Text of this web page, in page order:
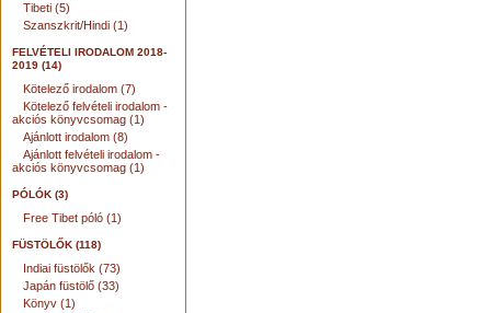
Tibeti (5)
Szanszkrit/Hindi (1)
FELVÉTELI IRODALOM 2018-
2019 (14)
Kötelező irodalom (7)
Kötelező felvételi irodalom -
akciós könyvcsomag (1)
Ajánlott irodalom (8)
Ajánlott felvételi irodalom -
akciós könyvcsomag (1)
PÓLÓK (3)
Free Tibet póló (1)
FÜSTÖLŐK (118)
Indiai füstölők (73)
Japán füstölő (33)
Könyv (1)